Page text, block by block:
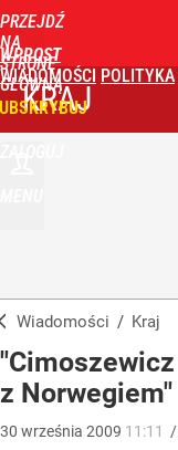
PRZEJDŹ
NA
STRONĘ
GŁÓWNĄ
WPROST
WIADOMOŚCI POLITYKA
KRAJ
Wiadomości / Kraj
z Norwegiem"
30 września 2009 11:11 /